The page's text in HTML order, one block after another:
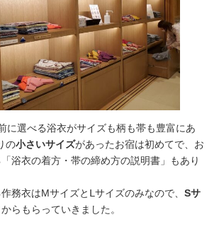
に選べる浴衣がサイズも柄も帯も豊富にあ
の小さいサイズがあったお宿は初めてで、お
浴衣の着方・帯の締め方の説明書」もあり
務衣はMサイズとⅬサイズのみなので、 Sサ
らもらっていきました。